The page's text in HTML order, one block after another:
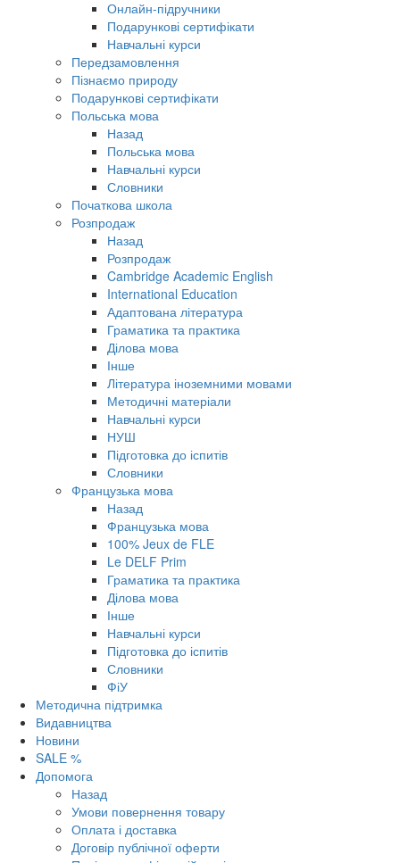
Онлайн-підручники
Подарункові сертифікати
Навчальні курси
Передзамовлення
Пізнаємо природу
Подарункові сертифікати
Польська мова
Назад
Польська мова
Навчальні курси
Словники
Початкова школа
Розпродаж
Назад
Розпродаж
Cambridge Academic English
International Education
Адаптована література
Граматика та практика
Ділова мова
Інше
Література іноземними мовами
Методичні матеріали
Навчальні курси
НУШ
Підготовка до іспитів
Словники
Французька мова
Назад
Французька мова
100% Jeux de FLE
Le DELF Prim
Граматика та практика
Ділова мова
Інше
Навчальні курси
Підготовка до іспитів
Словники
ФіУ
Методична підтримка
Видавництва
Новини
SALE %
Допомога
Назад
Умови повернення товару
Оплата і доставка
Договір публічної оферти